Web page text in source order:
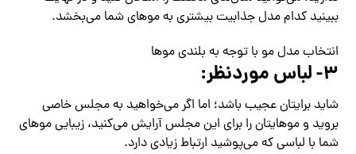
ببینید کدام مدل جذابیت بیشتری به موهای شما می‌بخشد.
انتخاب مدل مو با توجه به بلندی موها
۳- لباس موردنظر:
شاید برایتان عجیب باشد؛ اما اگر می‌خواهید به مجلس خاصی
بروید و موهایتان را برای این مجلس آرایش می‌کنید، زیبایی موهای
شما با لباسی که می‌پوشید ارتباط زیادی دارد.